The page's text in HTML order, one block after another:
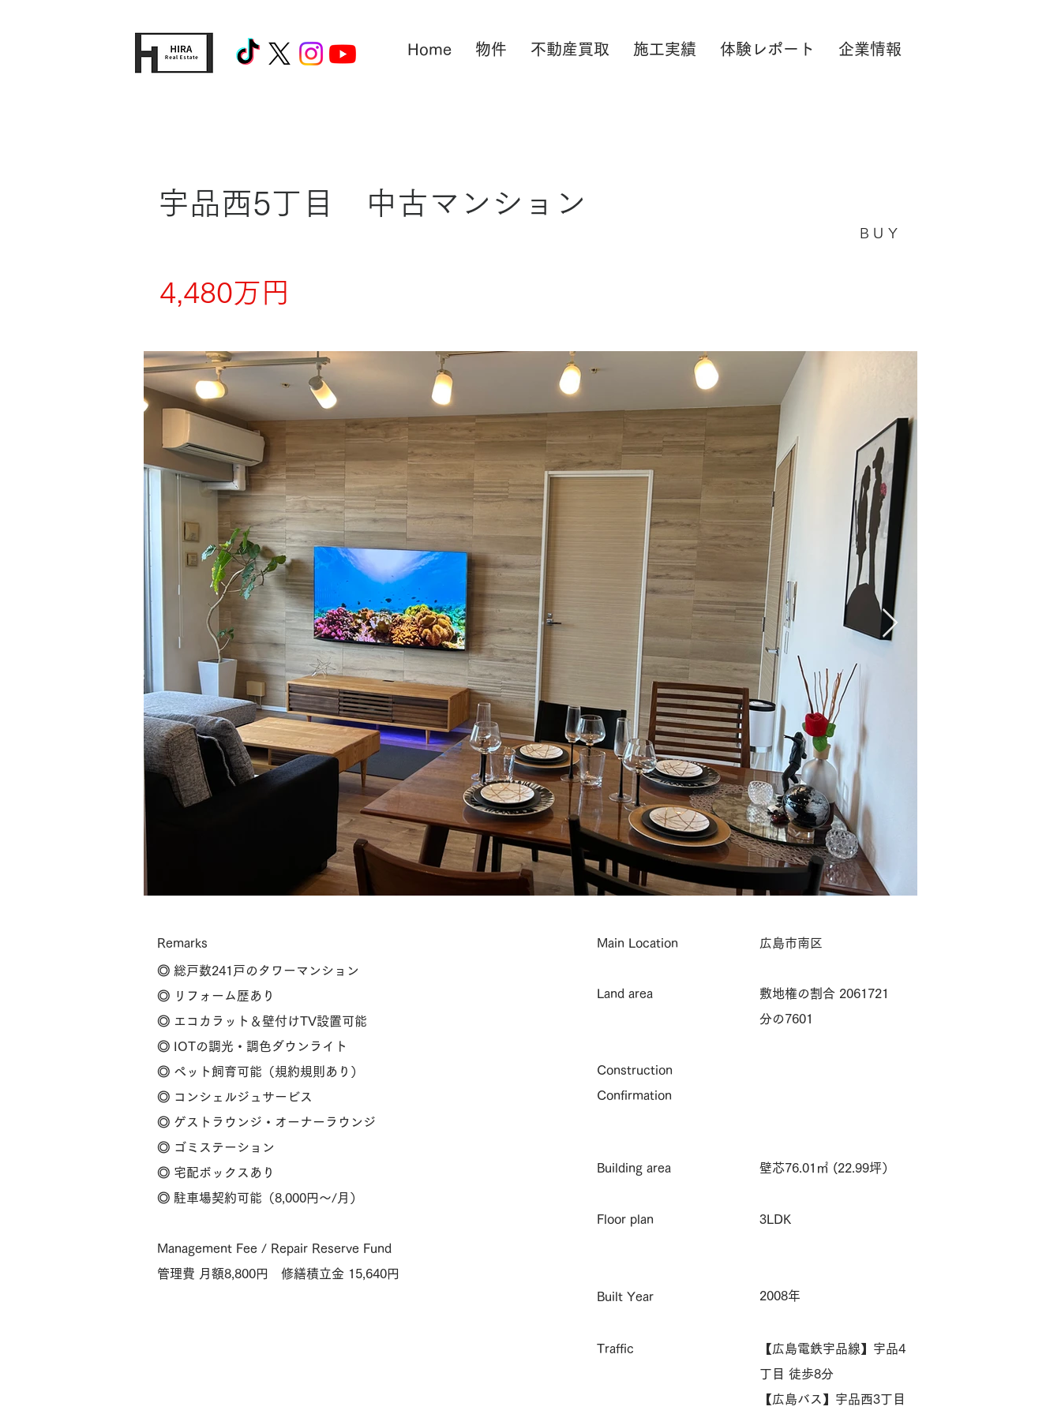
Home 物件 不動産買取 施工実績 体験レポート 企業情報
宇品西5丁目 中古マンション
BUY
4,480万円
Remarks
◎ 総戸数241戸のタワーマンション
◎ リフォーム歴あり
◎ エコカラット＆壁付けTV設置可能
◎ IOTの調光・調色ダウンライト
◎ ペット飼育可能（規約規則あり）
◎ コンシェルジュサービス
◎ ゲストラウンジ・オーナーラウンジ
◎ ゴミステーション
◎ 宅配ボックスあり
◎ 駐車場契約可能（8,000円〜/月）
Management Fee / Repair Reserve Fund
管理費 月額8,800円 修繕積立金 15,640円
Main Location 広島市南区
Land area
敷地権の割合 2061721
分の7601
Construction
Confirmation
Building area 壁芯76.01㎡ (22.99坪）
Floor plan 3LDK
Built Year 2008年
Traffic
【広島電鉄宇品線】宇品4
丁目 徒歩8分
【広島バス】宇品西3丁目